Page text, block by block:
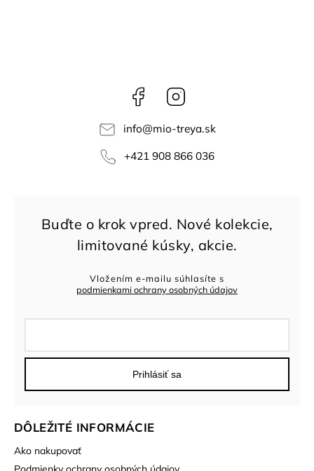
Facebook
info@mio-treya.sk
+421 908 866 036
DÔLEŽITÉ INFORMÁCIE
Ako nakupovať
Vložením e-mailu súhlasíte s
podmienkami ochrany osobných údajov
Prihlásiť sa